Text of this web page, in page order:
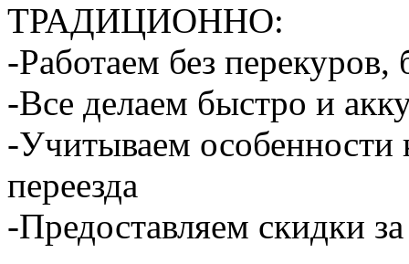
ТРАДИЦИОННО:
-Работаем без
-Все делаем быстро и
-Учитываем особенности
переезда
-Предоставляем скидки